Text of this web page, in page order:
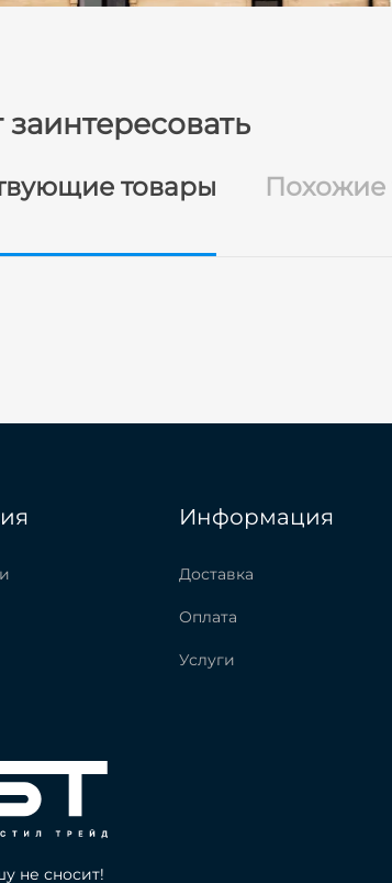
товары Похожие
Информация
Доставка
Оплата
Услуги
не сносит!